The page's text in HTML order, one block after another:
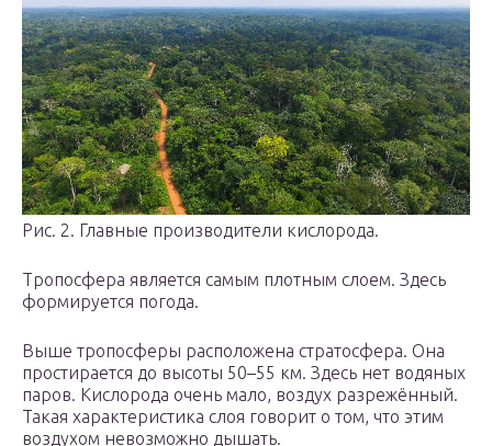
Рис. 2. Главные производители кислорода.
Тропосфера является самым плотным слоем. Здесь
формируется погода.
Выше тропосферы расположена стратосфера. Она
простирается до высоты 50–55 км. Здесь нет водяных
паров. Кислорода очень мало, воздух разрежённый.
Такая характеристика слоя говорит о том, что этим
воздухом невозможно дышать.